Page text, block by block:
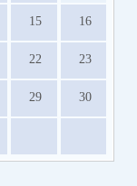
15 16
22 23
29 30